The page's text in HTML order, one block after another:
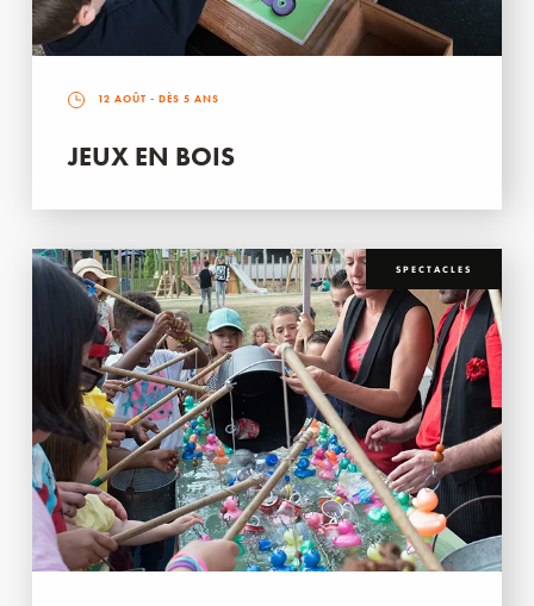
12 AOÛT - DÈS 5 ANS
JEUX EN BOIS
SPECTACLES